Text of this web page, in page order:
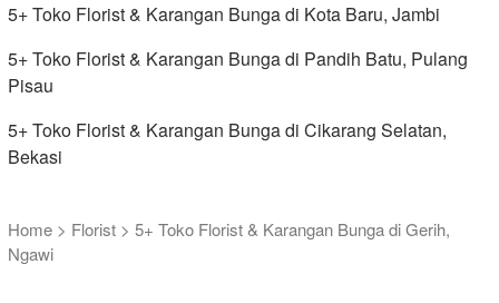
5+ Toko Florist & Karangan Bunga di Kota Baru, Jambi
5+ Toko Florist & Karangan Bunga di Pandih Batu, Pulang
Pisau
5+ Toko Florist & Karangan Bunga di Cikarang Selatan,
Bekasi
Home > Florist > 5+ Toko Florist & Karangan Bunga di Gerih,
Ngawi